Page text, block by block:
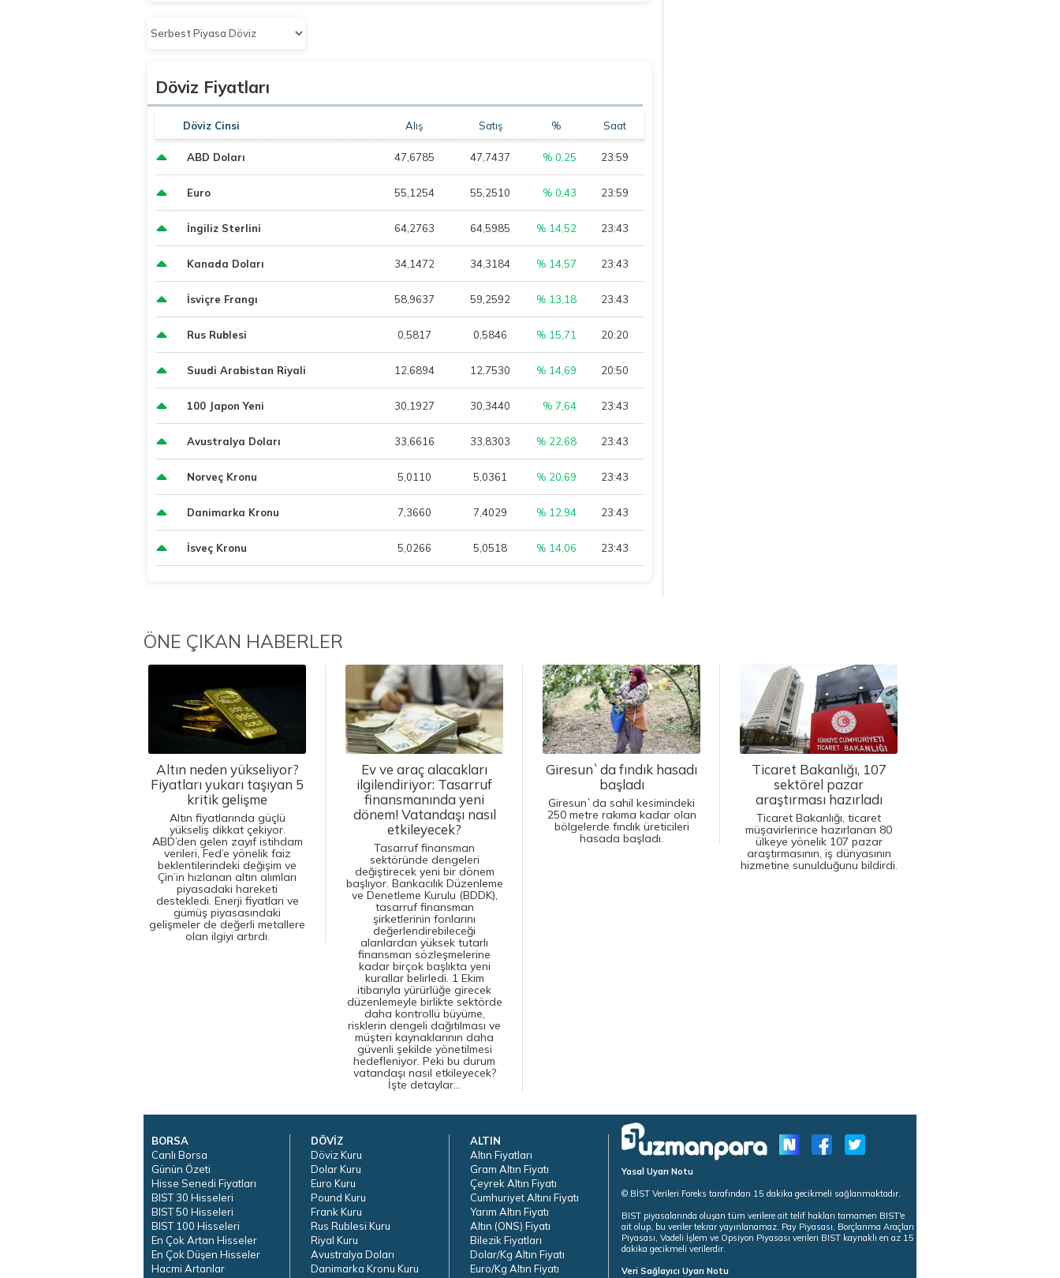
Döviz Fiyatları
Döviz Cinsi Alış Satış % Saat
ABD Doları 47,6785 47,7437 % 0,25 23:59
Euro 55,1254 55,2510 % 0,43 23:59
İngiliz Sterlini 64,2763 64,5985 % 14,52 23:43
Kanada Doları 34,1472 34,3184 % 14,57 23:43
İsviçre Frangı 58,9637 59,2592 % 13,18 23:43
Rus Rublesi 0,5817 0,5846 % 15,71 20:20
Suudi Arabistan Riyali 12,6894 12,7530 % 14,69 20:50
100 Japon Yeni 30,1927 30,3440 % 7,64 23:43
Avustralya Doları 33,6616 33,8303 % 22,68 23:43
Norveç Kronu 5,0110 5,0361 % 20,69 23:43
Danimarka Kronu 7,3660 7,4029 % 12,94 23:43
İsveç Kronu 5,0266 5,0518 % 14,06 23:43
ÖNE ÇIKAN HABERLER
Altın neden yükseliyor?
Fiyatları yukarı taşıyan 5
kritik gelişme
Altın fiyatlarında güçlü
yükseliş dikkat çekiyor.
ABD’den gelen zayıf istihdam
verileri, Fed’e yönelik faiz
beklentilerindeki değişim ve
Çin’in hızlanan altın alımları
piyasadaki hareketi
destekledi. Enerji fiyatları ve
gümüş piyasasındaki
gelişmeler de değerli metallere
olan ilgiyi artırdı.
Ev ve araç alacakları
ilgilendiriyor: Tasarruf
finansmanında yeni
dönem! Vatandaşı nasıl
etkileyecek?
Tasarruf finansman
sektöründe dengeleri
değiştirecek yeni bir dönem
başlıyor. Bankacılık Düzenleme
ve Denetleme Kurulu (BDDK),
tasarruf finansman
şirketlerinin fonlarını
değerlendirebileceği
alanlardan yüksek tutarlı
finansman sözleşmelerine
kadar birçok başlıkta yeni
kurallar belirledi. 1 Ekim
itibarıyla yürürlüğe girecek
düzenlemeyle birlikte sektörde
daha kontrollü büyüme,
risklerin dengeli dağıtılması ve
müşteri kaynaklarının daha
güvenli şekilde yönetilmesi
hedefleniyor. Peki bu durum
vatandaşı nasıl etkileyecek?
İşte detaylar...
Giresun`da fındık hasadı
başladı
Giresun`da sahil kesimindeki
250 metre rakıma kadar olan
bölgelerde fındık üreticileri
hasada başladı.
Ticaret Bakanlığı, 107
sektörel pazar
araştırması hazırladı
Ticaret Bakanlığı, ticaret
müşavirlerince hazırlanan 80
ülkeye yönelik 107 pazar
araştırmasının, iş dünyasının
hizmetine sunulduğunu bildirdi.
BORSA
Canlı Borsa
Günün Özeti
Hisse Senedi Fiyatları
BIST 30 Hisseleri
BIST 50 Hisseleri
BIST 100 Hisseleri
En Çok Artan Hisseler
En Çok Düşen Hisseler
Hacmi Artanlar
DÖVİZ
Döviz Kuru
Dolar Kuru
Euro Kuru
Pound Kuru
Frank Kuru
Rus Rublesi Kuru
Riyal Kuru
Avustralya Doları
Danimarka Kronu Kuru
ALTIN
Altın Fiyatları
Gram Altın Fiyatı
Çeyrek Altın Fiyatı
Cumhuriyet Altını Fiyatı
Yarım Altın Fiyatı
Altın (ONS) Fiyatı
Bilezik Fiyatları
Dolar/Kg Altın Fiyatı
Euro/Kg Altın Fiyatı
Yasal Uyarı Notu
© BİST Verileri Foreks tarafından 15 dakika gecikmeli sağlanmaktadır.
BIST piyasalarında oluşan tüm verilere ait telif hakları tamamen BIST'e
ait olup, bu veriler tekrar yayınlanamaz. Pay Piyasası, Borçlanma Araçları
Piyasası, Vadeli İşlem ve Opsiyon Piyasası verileri BIST kaynaklı en az 15
dakika gecikmeli verilerdir.
Veri Sağlayıcı Uyarı Notu